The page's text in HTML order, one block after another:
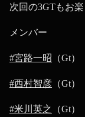
次回の3GTもお
メンバー
#宮路一昭 （Gt）
#西村智彦 （Gt）
#米川英之 （Gt）